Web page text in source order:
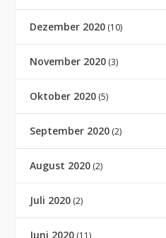
Dezember 2020 (10)
November 2020 (3)
Oktober 2020 (5)
September 2020 (2)
August 2020 (2)
Juli 2020 (2)
Juni 2020 (11)